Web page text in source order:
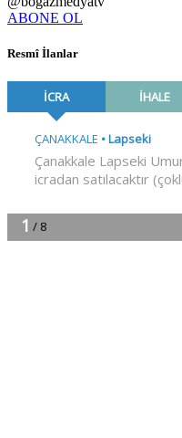
ABONE OL
Resmî İlanlar